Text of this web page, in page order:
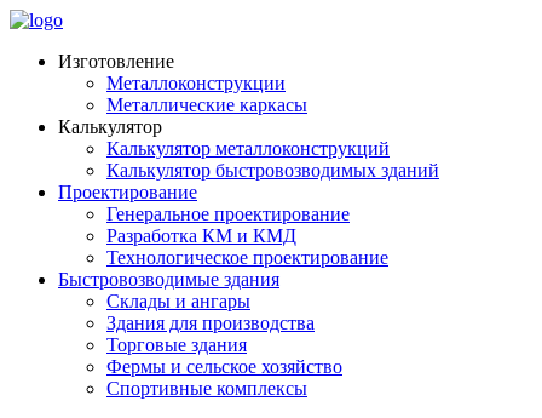
Изготовление
Металлоконструкции
Металлические каркасы
Калькулятор
Калькулятор металлоконструкций
Калькулятор быстровозводимых зданий
Проектирование
Генеральное проектирование
Разработка КМ и КМД
Технологическое проектирование
Быстровозводимые здания
Склады и ангары
Здания для производства
Торговые здания
Фермы и сельское хозяйство
Спортивные комплексы